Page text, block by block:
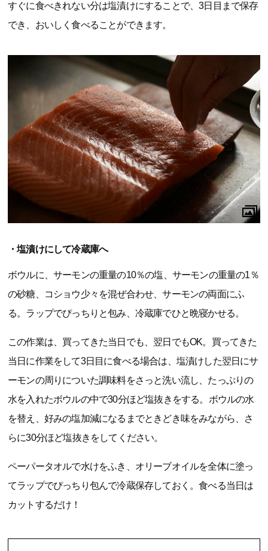
すぐに食べきれない分は塩漬けにすることで、3日目まで保存
でき、おいしく食べることができます。
・塩漬けにして冷蔵庫へ
ボウルに、サーモンの重量の10％の塩、サーモンの重量の1％
の砂糖、コショウ少々を混ぜ合わせ、サーモンの両面にふ
る。ラップでぴっちりと包み、冷蔵庫でひと晩寝かせる。
この作業は、買ってきた当日でも、翌日でもOK。買ってきた
当日に作業をして3日目に食べる場合は、塩漬けした翌日にサ
ーモンの周りについた調味料をさっと洗い流し、たっぷりの
水を入れたボウルの中で30分ほど塩抜きをする。ボウルの水
を替え、好みの塩加減になるまでときどき味をみながら、さ
らに30分ほど塩抜きをしてください。
ペーパータオルで水けをふき、オリーブオイルを全体に塗っ
てラップでぴっちり包んで冷蔵保存しておく。食べる当日は
カットするだけ！